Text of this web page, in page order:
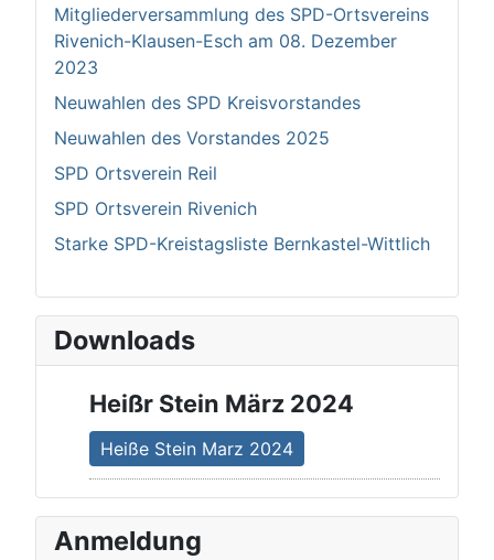
Mitgliederversammlung des SPD-Ortsvereins
Rivenich-Klausen-Esch am 08. Dezember
2023
Neuwahlen des SPD Kreisvorstandes
Neuwahlen des Vorstandes 2025
SPD Ortsverein Reil
SPD Ortsverein Rivenich
Starke SPD-Kreistagsliste Bernkastel-Wittlich
Downloads
Heißr Stein März 2024
Heiße Stein Marz 2024
Anmeldung